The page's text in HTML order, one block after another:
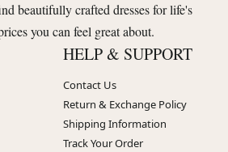
beautifully crafted dresses for life's
you can feel great about.
HELP & SUPPORT
Contact Us
Return & Exchange Policy
Shipping Information
Track Your Order